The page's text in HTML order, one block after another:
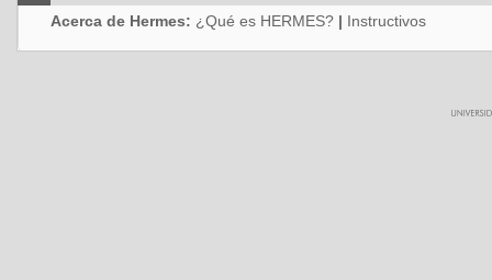
Acerca de Hermes: ¿Qué es HERMES? | Instructivos